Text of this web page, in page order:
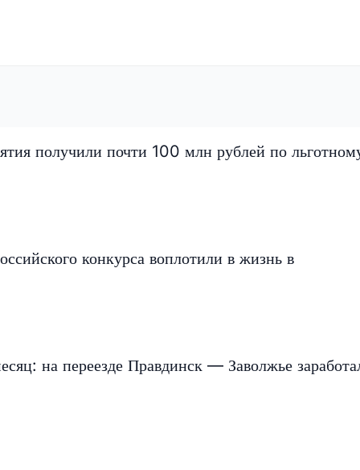
получили почти 100 млн рублей по
конкурса воплотили в жизнь в
на переезде Правдинск — Заволжье